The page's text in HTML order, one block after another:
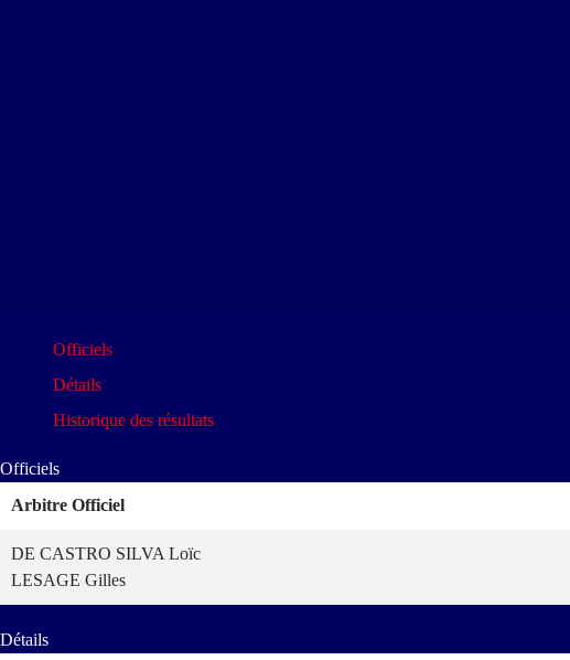
Officiels
Détails
Historique des résultats
Officiels
Arbitre Officiel
DE CASTRO SILVA Loïc
LESAGE Gilles
Détails